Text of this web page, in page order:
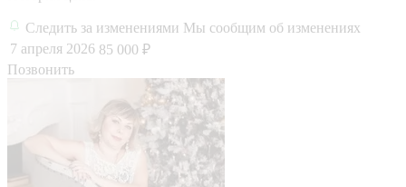
Следить за изменениями Мы сообщим об изменениях
7 апреля 2026 85 000 ₽
Позвонить